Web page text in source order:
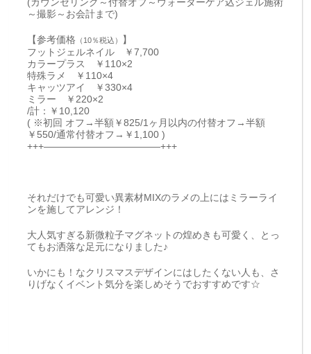
～撮影～お会計まで)
【参考価格 （10％税込）
】
フットジェルネイル ￥7,700
カラープラス ￥110×2
特殊ラメ ￥110×4
キャッツアイ ￥330×4
ミラー ￥220×2
/計：￥10,120
( ※初回 オフ→半額￥825/1ヶ月以内の付替オフ→半額
￥550/通常付替オフ→￥1,100 )
+++————————————+++
それだけでも可愛い異素材MIXのラメの上にはミラーライ
ンを施してアレンジ！
大人気すぎる新微粒子マグネットの煌めきも可愛く、とっ
てもお洒落な足元になりました♪
いかにも！なクリスマスデザインにはしたくない人も、さ
りげなくイベント気分を楽しめそうでおすすめです☆